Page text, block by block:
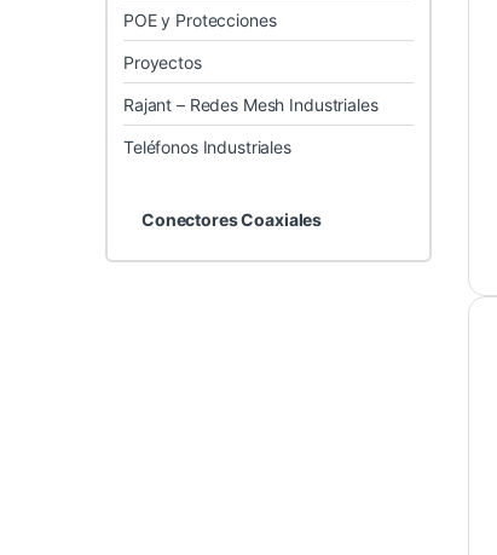
POE y Protecciones
Proyectos
Rajant – Redes Mesh Industriales
Teléfonos Industriales
Conectores Coaxiales